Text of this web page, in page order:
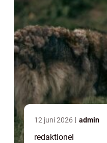
12 juni 2026 admin
redaktionel